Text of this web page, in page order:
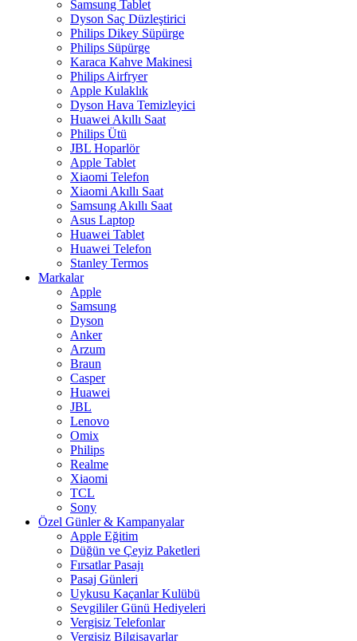
Samsung Tablet
Dyson Saç Düzleştirici
Philips Dikey Süpürge
Philips Süpürge
Karaca Kahve Makinesi
Philips Airfryer
Apple Kulaklık
Dyson Hava Temizleyici
Huawei Akıllı Saat
Philips Ütü
JBL Hoparlör
Apple Tablet
Xiaomi Telefon
Xiaomi Akıllı Saat
Samsung Akıllı Saat
Asus Laptop
Huawei Tablet
Huawei Telefon
Stanley Termos
Markalar
Apple
Samsung
Dyson
Anker
Arzum
Braun
Casper
Huawei
JBL
Lenovo
Omix
Philips
Realme
Xiaomi
TCL
Sony
Özel Günler & Kampanyalar
Apple Eğitim
Düğün ve Çeyiz Paketleri
Fırsatlar Pasajı
Pasaj Günleri
Uykusu Kaçanlar Kulübü
Sevgililer Günü Hediyeleri
Vergisiz Telefonlar
Vergisiz Bilgisayarlar